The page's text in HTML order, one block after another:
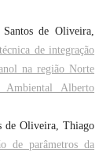
de Oliveira,
de integração
na região Norte
Alberto
de Oliveira, Thiago
de parâmetros da